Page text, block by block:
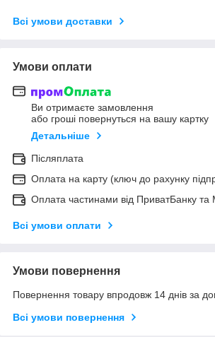
Всі умови доставки
Умови оплати
Ви отримаєте замовлення
або гроші повернуться на вашу картку
Детальніше
Післяплата
Оплата на карту (ключ до рахунку
Оплата частинами від ПриватБанку
Всі умови оплати
Умови повернення
Повернення товару впродовж 14 днів за
Всі умови повернення